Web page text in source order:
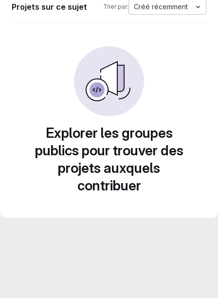
Projets sur ce sujet Trier par: Créé récemment
Explorer les groupes
publics pour trouver des
projets auxquels
contribuer